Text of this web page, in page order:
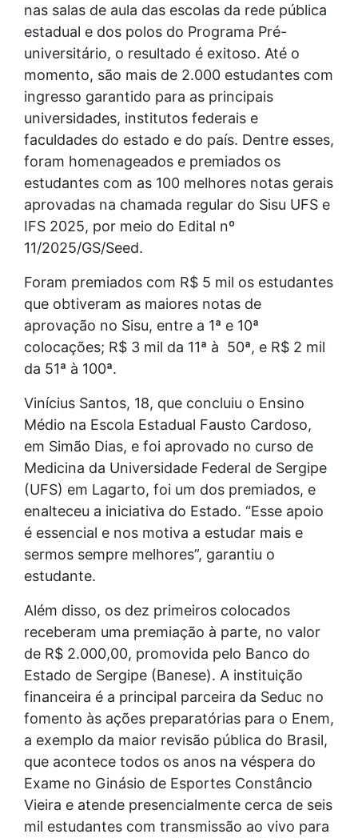
nas salas de aula das escolas da rede pública
estadual e dos polos do Programa Pré-
universitário, o resultado é exitoso. Até o
momento, são mais de 2.000 estudantes com
ingresso garantido para as principais
universidades, institutos federais e
faculdades do estado e do país. Dentre esses,
foram homenageados e premiados os
estudantes com as 100 melhores notas gerais
aprovadas na chamada regular do Sisu UFS e
IFS 2025, por meio do Edital nº
11/2025/GS/Seed.
Foram premiados com R$ 5 mil os estudantes
que obtiveram as maiores notas de
aprovação no Sisu, entre a 1ª e 10ª
colocações; R$ 3 mil da 11ª à 50ª, e R$ 2 mil
da 51ª à 100ª.
Vinícius Santos, 18, que concluiu o Ensino
Médio na Escola Estadual Fausto Cardoso,
em Simão Dias, e foi aprovado no curso de
Medicina da Universidade Federal de Sergipe
(UFS) em Lagarto, foi um dos premiados, e
enalteceu a iniciativa do Estado. “Esse apoio
é essencial e nos motiva a estudar mais e
sermos sempre melhores”, garantiu o
estudante.
Além disso, os dez primeiros colocados
receberam uma premiação à parte, no valor
de R$ 2.000,00, promovida pelo Banco do
Estado de Sergipe (Banese). A instituição
financeira é a principal parceira da Seduc no
fomento às ações preparatórias para o Enem,
a exemplo da maior revisão pública do Brasil,
que acontece todos os anos na véspera do
Exame no Ginásio de Esportes Constâncio
Vieira e atende presencialmente cerca de seis
mil estudantes com transmissão ao vivo para